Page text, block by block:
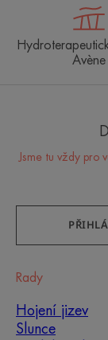
Avène
Jsme tu vždy pro
Rady
Hojení jizev
Slunce